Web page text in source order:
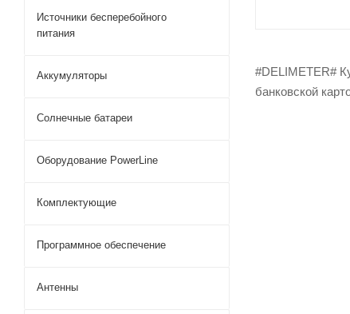
#DELIMETER#
банковской
Источники бесперебойного
питания
Аккумуляторы
Солнечные батареи
Оборудование PowerLine
Комплектующие
Программное обеспечение
Антенны